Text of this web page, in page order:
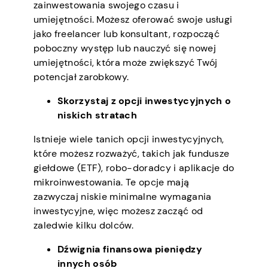
zainwestowania swojego czasu i
umiejętności. Możesz oferować swoje usługi
jako freelancer lub konsultant, rozpocząć
poboczny występ lub nauczyć się nowej
umiejętności, która może zwiększyć Twój
potencjał zarobkowy.
Skorzystaj z opcji inwestycyjnych o
niskich stratach
Istnieje wiele tanich opcji inwestycyjnych,
które możesz rozważyć, takich jak fundusze
giełdowe (ETF), robo-doradcy i aplikacje do
mikroinwestowania. Te opcje mają
zazwyczaj niskie minimalne wymagania
inwestycyjne, więc możesz zacząć od
zaledwie kilku dolców.
Dźwignia finansowa pieniędzy
innych osób